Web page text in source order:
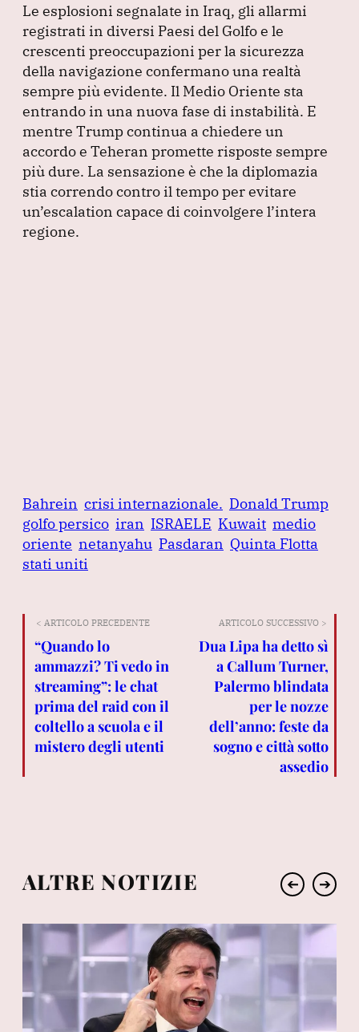
Le esplosioni segnalate in Iraq, gli allarmi
registrati in diversi Paesi del Golfo e le
crescenti preoccupazioni per la sicurezza
della navigazione confermano una realtà
sempre più evidente. Il Medio Oriente sta
entrando in una nuova fase di instabilità. E
mentre Trump continua a chiedere un
accordo e Teheran promette risposte sempre
più dure. La sensazione è che la diplomazia
stia correndo contro il tempo per evitare
un’escalation capace di coinvolgere l’intera
regione.
Bahrein crisi internazionale. Donald Trump
golfo persico iran ISRAELE Kuwait medio
oriente netanyahu Pasdaran Quinta Flotta
stati uniti
< ARTICOLO PRECEDENTE
“Quando lo
ammazzi? Ti vedo in
streaming”: le chat
prima del raid con il
coltello a scuola e il
mistero degli utenti
ARTICOLO SUCCESSIVO >
Dua Lipa ha detto sì
a Callum Turner,
Palermo blindata
per le nozze
dell’anno: feste da
sogno e città sotto
assedio
ALTRE NOTIZIE ➔ ➔